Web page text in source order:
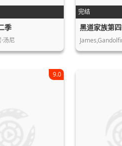
季
汤尼
完结
黑道家族第
9.0